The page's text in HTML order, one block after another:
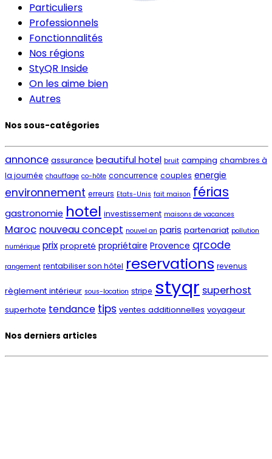
Particuliers
Professionnels
Fonctionnalités
Nos régions
StyQR Inside
On les aime bien
Autres
Nos sous-catégories
annonce assurance beautiful hotel bruit camping chambres à
la journée chauffage co-hôte concurrence couples energie
environnement erreurs Etats-Unis fait maison férias
gastronomie hotel investissement maisons de vacances
Maroc nouveau concept nouvel an paris partenariat pollution
numérique prix propreté propriétaire Provence qrcode
rangement rentabiliser son hôtel reservations revenus
règlement intérieur sous-location stripe styqr superhost
superhote tendance tips ventes additionnelles voyageur
Nos derniers articles